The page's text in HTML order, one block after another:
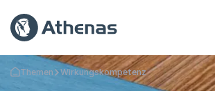
Zurück zur Startseite
Themen Wirkungskompetenz